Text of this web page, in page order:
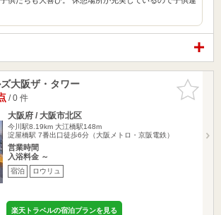
お気に入
りに追加
大阪ザ・タワー
/ 0 件
大阪府 / 大阪市北区
今川駅8.19km 大江橋駅148m
淀屋橋駅 7番出口徒歩6分（大阪メトロ・京阪電鉄）
営業時間
入浴料金 ～
宿泊 ロウリュ
楽天トラベルの宿泊プランを見る